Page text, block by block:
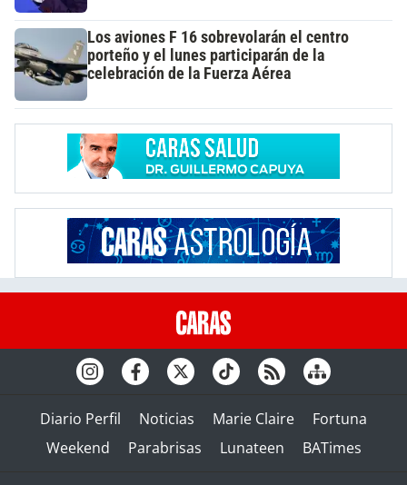
Los aviones F 16 sobrevolarán el centro
porteño y el lunes participarán de la
celebración de la Fuerza Aérea
Diario Perfil Noticias Marie Claire
Fortuna
Weekend
Parabrisas Lunateen BATimes